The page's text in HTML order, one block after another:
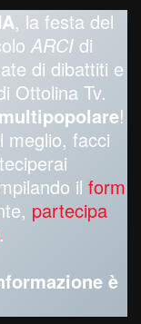
, la festa del
ARCI di
di dibattiti e
Ottolina Tv.
!
meglio, facci
il form
partecipa
è